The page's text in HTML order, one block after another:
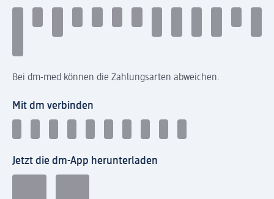
Bei dm-med können die Zahlungsarten abweichen.
Mit dm verbinden
Jetzt die dm-App herunterladen